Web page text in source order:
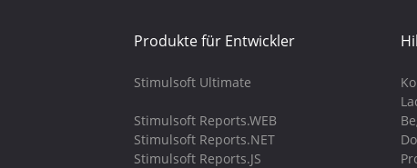
Produkte für Entwickler
Stimulsoft Ultimate
Stimulsoft Reports.WEB
Stimulsoft Reports.NET
Stimulsoft Reports.JS